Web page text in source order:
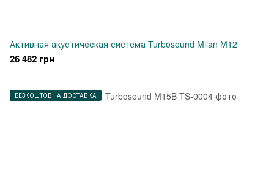
Активная акустическая система Turbosound Milan M12
26 482 грн
БЕЗКОШТОВНА ДОСТАВКА